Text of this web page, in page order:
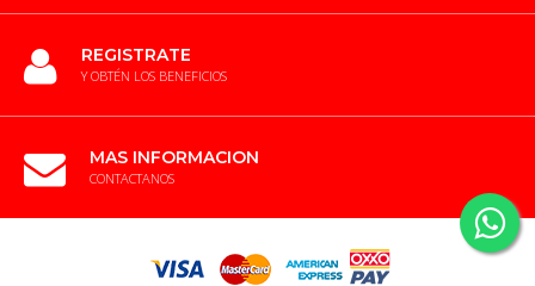
REGISTRATE
Y OBTÉN LOS BENEFICIOS
MAS INFORMACION
CONTACTANOS